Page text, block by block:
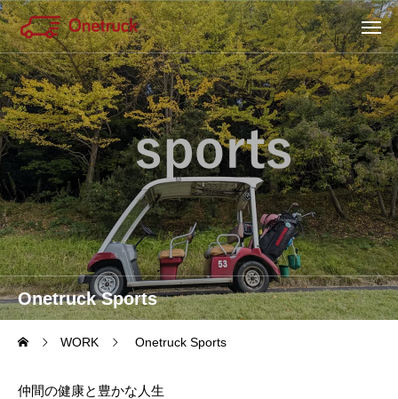
Onetruck Sports
WORK Onetruck Sports
仲間の健康と豊かな人生